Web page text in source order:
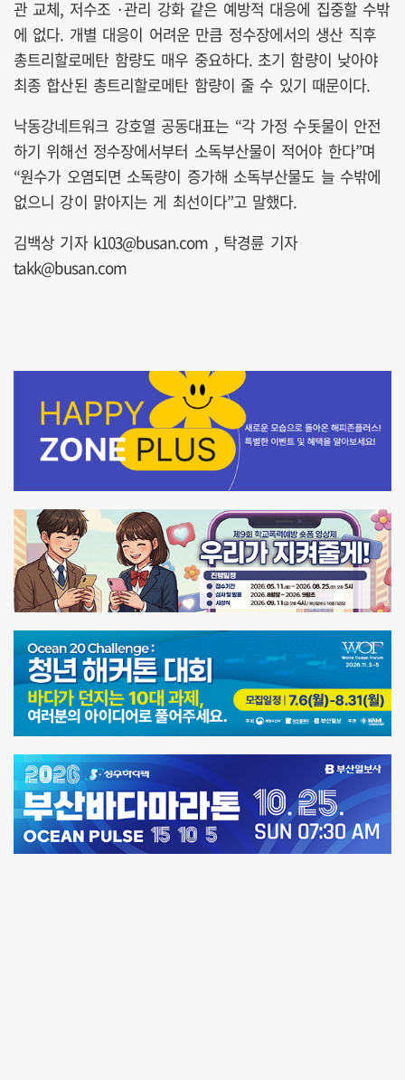
관 교체, 저수조 ·관리 강화 같은 예방적 대응에 집중할 수밖
에 없다. 개별 대응이 어려운 만큼 정수장에서의 생산 직후
총트리할로메탄 함량도 매우 중요하다. 초기 함량이 낮아야
최종 합산된 총트리할로메탄 함량이 줄 수 있기 때문이다.
낙동강네트워크 강호열 공동대표는 “각 가정 수돗물이 안전
하기 위해선 정수장에서부터 소독부산물이 적어야 한다”며
“원수가 오염되면 소독량이 증가해 소독부산물도 늘 수밖에
없으니 강이 맑아지는 게 최선이다”고 말했다.
김백상 기자 k103@busan.com , 탁경륜 기자
takk@busan.com